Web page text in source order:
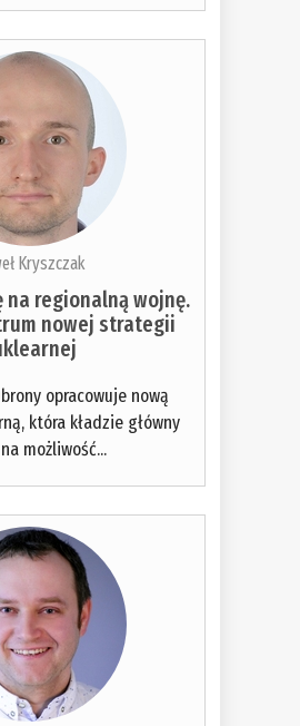
Kryszczak
na regionalną wojnę.
nowej strategii
opracowuje nową
która kładzie główny
możliwość...